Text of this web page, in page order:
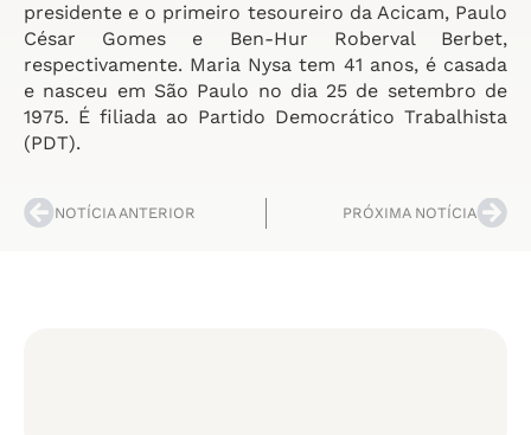
presidente e o primeiro tesoureiro da Acicam, Paulo
César Gomes e Ben-Hur Roberval Berbet,
respectivamente. Maria Nysa tem 41 anos, é casada
e nasceu em São Paulo no dia 25 de setembro de
1975. É filiada ao Partido Democrático Trabalhista
(PDT).
NOTÍCIA ANTERIOR PRÓXIMA NOTÍCIA